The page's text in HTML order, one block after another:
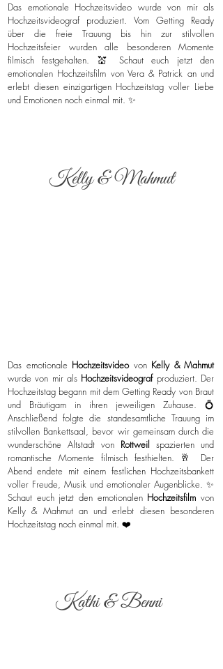
Das emotionale Hochzeitsvideo wurde von mir als
Hochzeitsvideograf produziert. Vom Getting Ready
über die freie Trauung bis hin zur stilvollen
Hochzeitsfeier wurden alle besonderen Momente
filmisch festgehalten. 💒 Schaut euch jetzt den
emotionalen Hochzeitsfilm von Vera & Patrick an und
erlebt diesen einzigartigen Hochzeitstag voller Liebe
und Emotionen noch einmal mit. ✨
Kelly & Mahmut
Das emotionale Hochzeitsvideovon Kelly & Mahmut
wurde von mir als Hochzeitsvideograf produziert. Der
Hochzeitstag begann mit dem Getting Ready von Braut
und Bräutigam in ihren jeweiligen Zuhause. 💍
Anschließend folgte die standesamtliche Trauung im
stilvollen Bankettsaal, bevor wir gemeinsam durch die
wunderschöne Altstadt von Rottweil spazierten und
romantische Momente filmisch festhielten. 🥂 Der
Abend endete mit einem festlichen Hochzeitsbankett
voller Freude, Musik und emotionaler Augenblicke. ✨
Schaut euch jetzt den emotionalen Hochzeitsfilmvon
Kelly & Mahmut an und erlebt diesen besonderen
Hochzeitstag noch einmal mit. ❤️
Kathi & Benni